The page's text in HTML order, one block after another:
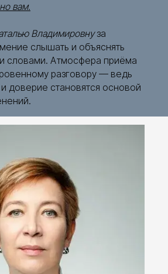
вам.
Владимировнуза
слышать и объяснять
словами. Атмосфера приёма
разговору — ведь
доверие становятся основой